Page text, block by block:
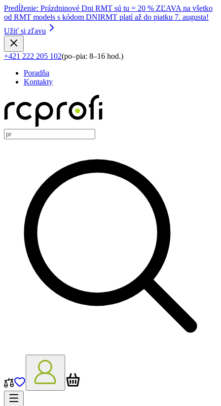
Predĺženie: Prázdninové Dni RMT sú tu = 20 % ZĽAVA na všetko
od RMT models s kódom DNIRMT platí až do piatku 7. augusta!
Užiť si zľavu
+421 222 205 102(po–pia: 8–16 hod.)
Poradňa
Kontakty